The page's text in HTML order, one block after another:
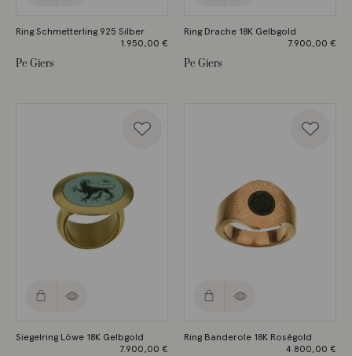
Ring Schmetterling 925 Silber
1.950,00 €
Pe Giers
Ring Drache 18K Gelbgold
7.900,00 €
Pe Giers
Siegelring Löwe 18K Gelbgold
7.900,00 €
Ring Banderole 18K Roségold
4.800,00 €